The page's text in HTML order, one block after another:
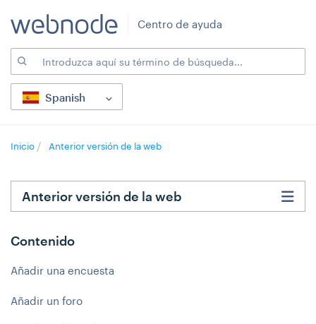
Centro de ayuda
Spanish
Inicio Anterior versión de la web
Contenido
Añadir una encuesta
Añadir un foro
Anterior versión de la web